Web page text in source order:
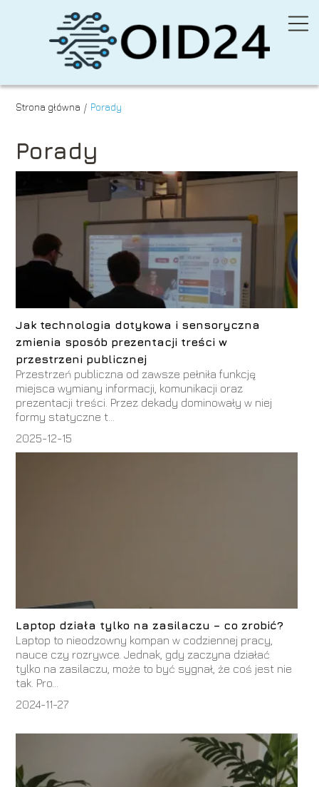
Strona główna / Porady
Porady
Jak technologia dotykowa i sensoryczna
zmienia sposób prezentacji treści w
przestrzeni publicznej
Przestrzeń publiczna od zawsze pełniła funkcję
miejsca wymiany informacji, komunikacji oraz
prezentacji treści. Przez dekady dominowały w niej
formy statyczne t...
2025-12-15
Laptop działa tylko na zasilaczu – co zrobić?
Laptop to nieodzowny kompan w codziennej pracy,
nauce czy rozrywce. Jednak, gdy zaczyna działać
tylko na zasilaczu, może to być sygnał, że coś jest nie
tak. Pro...
2024-11-27